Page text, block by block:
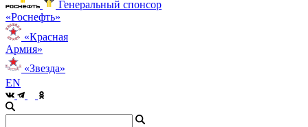
Генеральный спонсор
«Роснефть»
«Красная
Армия»
«Звезда»
EN